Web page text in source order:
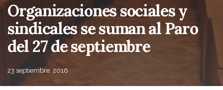
Organizaciones sociales y
sindicales se suman al Paro
del 27 de septiembre
23 septiembre, 2016